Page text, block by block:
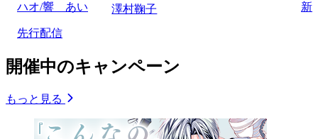
ハオ/響 あい
先行配信
澤村鞠子 新
開催中のキャンペーン
もっと見る